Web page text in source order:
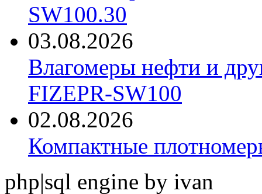
SW100.30
03.08.2026
Влагомеры нефти и
FIZEPR-SW100
02.08.2026
Компактные
php|sql engine by ivan